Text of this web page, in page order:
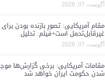
آگوست 07, 2026
مقام آمریکایی: تصورِ بازنده بودن
غیرقابل‌تحمل است+فیلم: تحلیل
آگوست 07, 2026
مقامات آمریکایی: برخی گزارش‌ها
شدن حکومت ایران خواهد شد